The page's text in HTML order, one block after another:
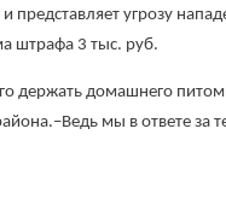
представляет угрозу
штрафа 3 тыс. руб.
держать домашнего
мы в ответе за